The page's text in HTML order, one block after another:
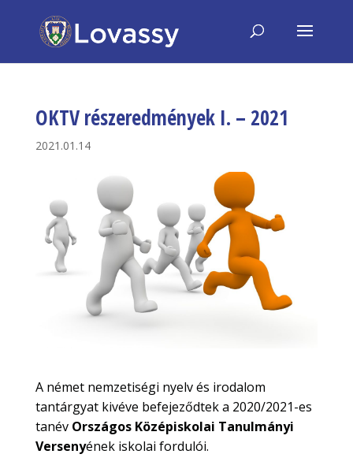
OKTV részeredmények I. – 2021
2021.01.14
A német nemzetiségi nyelv és irodalom
tantárgyat kivéve befejeződtek a 2020/2021-es
tanév Országos Középiskolai Tanulmányi
Versenyének iskolai fordulói.